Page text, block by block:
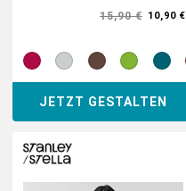
15,90 € 10,90 €
JETZT GESTALTEN